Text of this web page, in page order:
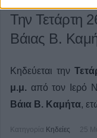
Την Τετάρτη
Βάιας Β.
Κηδεύεται την
μ.μ. από τον Ιερό
Βάια Β. Καμήτα,
Κατηγορία Κηδείες 25